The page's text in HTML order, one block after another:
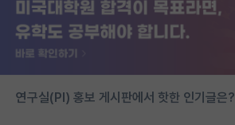
연구실(PI) 홍보 게시판에서 핫한 인기글은?